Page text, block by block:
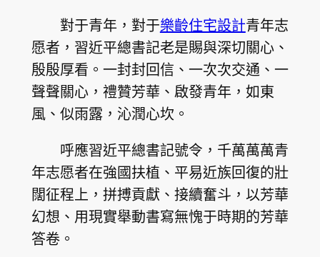
對于青年，對于樂齡住宅設計青年志
愿者，習近平總書記老是賜與深切關心、
殷殷厚看。一封封回信、一次次交通、一
聲聲關心，禮贊芳華、啟發青年，如東
風、似雨露，沁潤心坎。
呼應習近平總書記號令，千萬萬萬青
年志愿者在強國扶植、平易近族回復的壯
闊征程上，拼搏貢獻、接續奮斗，以芳華
幻想、用現實舉動書寫無愧于時期的芳華
答卷。